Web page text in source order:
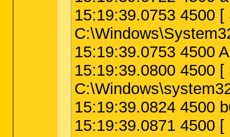
15:19:39.0753 4500
15:19:39.0753 4500
15:19:39.0800 4500
15:19:39.0824 4500
15:19:39.0871 4500